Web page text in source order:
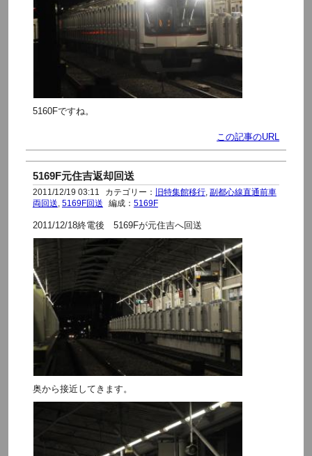
5160Fですね。
この記事のURL
5169F元住吉返却回送
2011/12/19 03:11 カテゴリー： 旧特集館移行, 副都心線直通前車
両回送 5169F回送 編成： 5169F
2011/12/18終電後 5169Fが元住吉へ回送
奥から接近してきます。